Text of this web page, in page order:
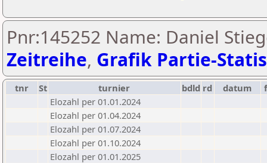
Pnr:145252 Name: Daniel
Zeitreihe, Grafik Partie-
tnr St turnier bdld rd datum
Elozahl per 01.01.2024
Elozahl per 01.04.2024
Elozahl per 01.07.2024
Elozahl per 01.10.2024
Elozahl per 01.01.2025